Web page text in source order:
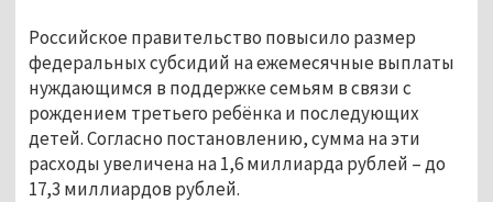
Российское правительство повысило размер
федеральных субсидий на ежемесячные выплаты
нуждающимся в поддержке семьям в связи с
рождением третьего ребёнка и последующих
детей. Согласно постановлению, сумма на эти
расходы увеличена на 1,6 миллиарда рублей – до
17,3 миллиардов рублей.